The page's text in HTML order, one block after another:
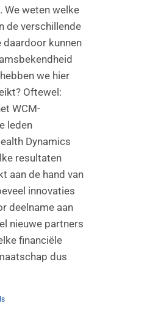
We weten welke
de verschillende
daardoor kunnen
we hier
Oftewel:
WCM-
leden
Dynamics
resultaten
aan de hand van
innovaties
deelname aan
nieuwe partners
financiële
dus